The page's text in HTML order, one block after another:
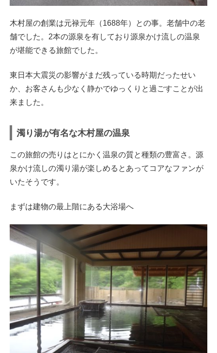
木村屋の創業は元禄元年（1688年）との事。老舗中の老
舗でした。2本の源泉を有しており源泉かけ流しの温泉
が堪能できる旅館でした。
東日本大震災の影響がまだ残っている時期だったせい
か、お客さんも少なく静かでゆっくりと過ごすことが出
来ました。
濁り湯が有名な木村屋の温泉
この旅館の売りはとにかく温泉の質と種類の豊富さ。源
泉かけ流しの濁り湯が楽しめるとあってコアなファンが
いたそうです。
まずは建物の最上階にある大浴場へ